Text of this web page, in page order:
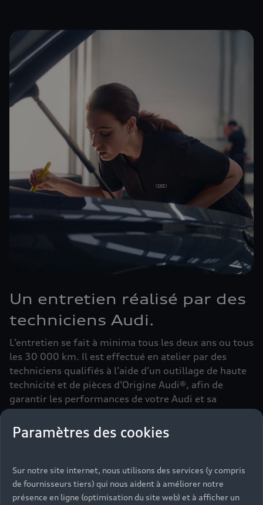
Un entretien réalisé par des
techniciens Audi.
L’entretien se fait à minima tous les deux ans ou tous
les 30 000 km. Il est effectué en atelier par des
techniciens qualifiés à l’aide d’un outillage de haute
technicité et de pièces d’Origine Audi®, afin de
garantir les performances de votre Audi et sa
Paramètres des cookies
Sur notre site internet, nous utilisons des services (y compris
de fournisseurs tiers) qui nous aident à améliorer notre
présence en ligne (optimisation du site web) et à afficher un